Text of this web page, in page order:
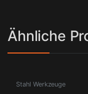
Ähnliche
Stahl Werkzeuge